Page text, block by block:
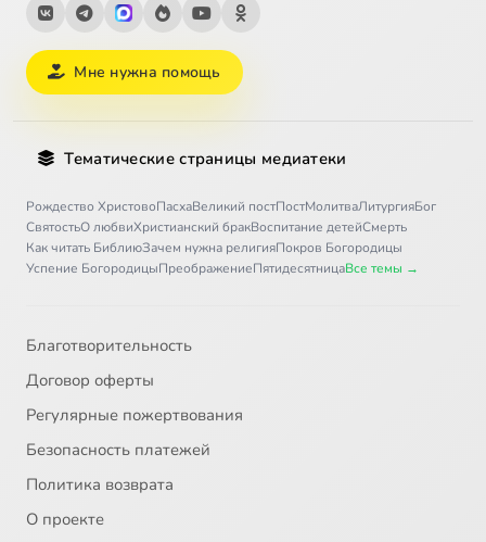
Мне нужна помощь
Тематические страницы медиатеки
Рождество ХристовоПасхаВеликий постПостМолитваЛитургияБог
СвятостьО любвиХристианский бракВоспитание детейСмерть
Как читать БиблиюЗачем нужна религияПокров Богородицы
Успение БогородицыПреображениеПятидесятницаВсе темы →
Благотворительность
Договор оферты
Регулярные пожертвования
Безопасность платежей
Политика возврата
О проекте